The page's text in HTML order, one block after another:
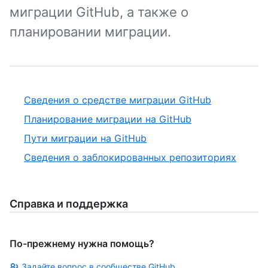
миграции GitHub, а также о
планировании миграции.
Сведения о средстве миграции GitHub
Планирование миграции на GitHub
Пути миграции на GitHub
Сведения о заблокированных репозиториях
Справка и поддержка
По-прежнему нужна помощь?